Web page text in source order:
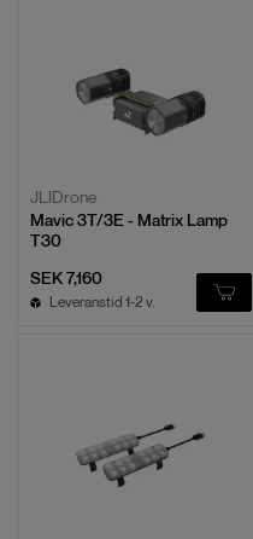
JLIDrone
Mavic 3T/3E - Matrix Lamp
T30
SEK 7,160
Leveranstid 1-2 v.